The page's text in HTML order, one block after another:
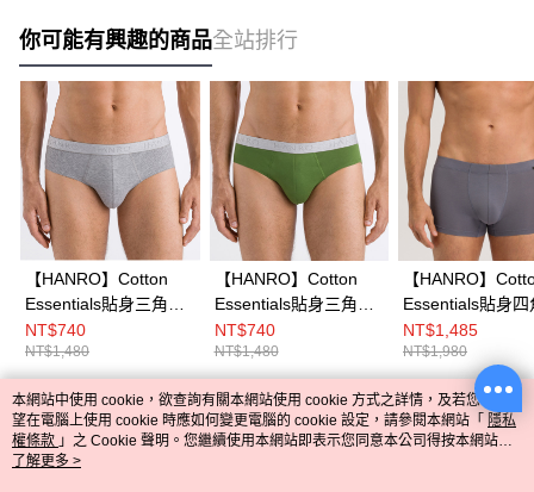
你可能有興趣的商品全站排行
【HANRO】Cotton
Essentials貼身三角男
內褲(紗灰)
NT$740
NT$1,480
【HANRO】Cotton
Essentials貼身三角男
內褲(蘚苔綠)
NT$740
NT$1,480
【HANRO】
Essentials貼身四
內褲S-XL(藍瑪瑙)
NT$1,485
NT$1,980
熱門標籤
本網站中使用 cookie，欲查詢有關本網站使用 cookie 方式之詳情，及若您不希
望在電腦上使用 cookie 時應如何變更電腦的 cookie 設定，請參閱本網站「 隱私
權條款 」之 Cookie 聲明。您繼續使用本網站即表示您同意本公司得按本網站使
用條款之 Cookie 聲明使用 cookie。
了解更多 >